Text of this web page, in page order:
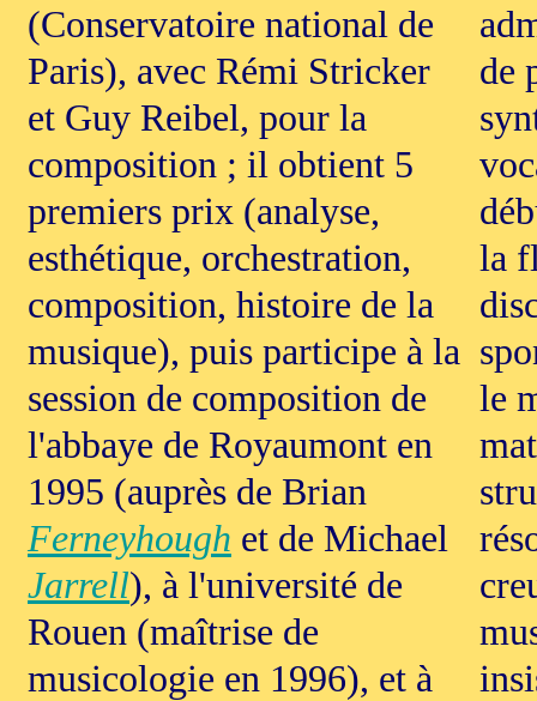
(Conservatoire national de
Paris), avec Rémi Stricker
et Guy Reibel, pour la
composition ; il obtient 5
premiers prix (analyse,
esthétique, orchestration,
composition, histoire de la
musique), puis participe à la
session de composition de
l'abbaye de Royaumont en
1995 (auprès de Brian
Ferneyhough et de Michael
Jarrell), à l'université de
Rouen (maîtrise de
musicologie en 1996), et à
de
la
le